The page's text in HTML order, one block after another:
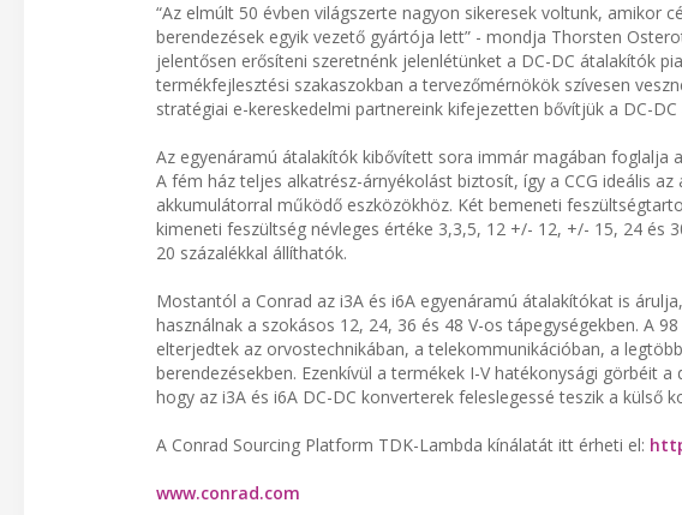
“Az elmúlt 50 évben világszerte nagyon sikeresek voltunk, amikor
berendezések egyik vezető gyártója lett” - mondja Thorsten
jelentősen erősíteni szeretnénk jelenlétünket a DC-DC átalakítók
termékfejlesztési szakaszokban a tervezőmérnökök szívesen
stratégiai e-kereskedelmi partnereink kifejezetten bővítjük a DC-
Az egyenáramú átalakítók kibővített sora immár magában foglalja
A fém ház teljes alkatrész-árnyékolást biztosít, így a CCG ideális
akkumulátorral működő eszközökhöz. Két bemeneti
kimeneti feszültség névleges értéke 3,3,5, 12 +/- 12, +/- 15, 24 és
20 százalékkal állíthatók.
Mostantól a Conrad az i3A és i6A egyenáramú átalakítókat is
használnak a szokásos 12, 24, 36 és 48 V-os tápegységekben. A
elterjedtek az orvostechnikában, a telekommunikációban, a
berendezésekben. Ezenkívül a termékek I-V hatékonysági görbéit
hogy az i3A és i6A DC-DC konverterek feleslegessé teszik a külső
A Conrad Sourcing Platform TDK-Lambda kínálatát itt érheti el:
www.conrad.com